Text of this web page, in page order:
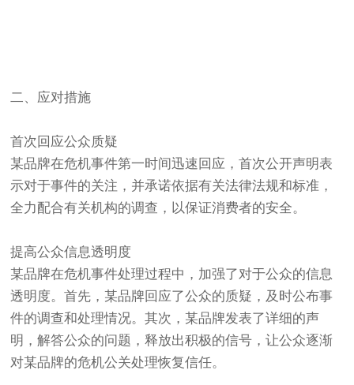
二、应对措施
首次回应公众质疑
某品牌在危机事件第一时间迅速回应，首次公开声明表
示对于事件的关注，并承诺依据有关法律法规和标准，
全力配合有关机构的调查，以保证消费者的安全。
提高公众信息透明度
某品牌在危机事件处理过程中，加强了对于公众的信息
透明度。首先，某品牌回应了公众的质疑，及时公布事
件的调查和处理情况。其次，某品牌发表了详细的声
明，解答公众的问题，释放出积极的信号，让公众逐渐
对某品牌的危机公关处理恢复信任。